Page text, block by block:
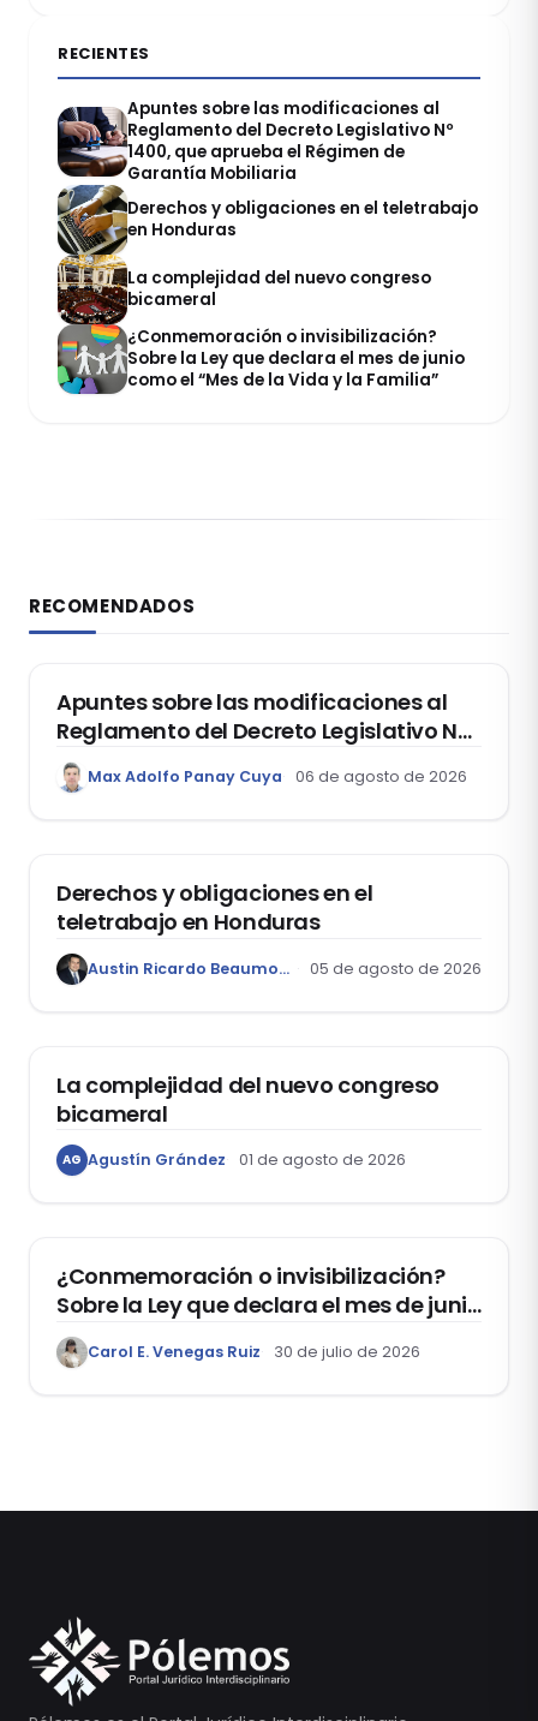
RECIENTES
Apuntes sobre las modificaciones al
Reglamento del Decreto Legislativo Nº
1400, que aprueba el Régimen de
Garantía Mobiliaria
Derechos y obligaciones en el teletrabajo
en Honduras
La complejidad del nuevo congreso
bicameral
¿Conmemoración o invisibilización?
Sobre la Ley que declara el mes de junio
como el “Mes de la Vida y la Familia”
RECOMENDADOS
DERECHO REGISTRAL
Apuntes sobre las modificaciones al
Reglamento del Decreto Legislativo Nº
1400, que aprueba el Régimen de
Garantía Mobiliaria
Max Adolfo Panay Cuya 06 de agosto de 2026
Derechos y obligaciones en el
teletrabajo en Honduras
Austin Ricardo Beaumont Rivera 05 de agosto de 2026
La complejidad del nuevo congreso
bicameral
AG Agustín Grández 01 de agosto de 2026
¿Conmemoración o invisibilización?
Sobre la Ley que declara el mes de junio
como el “Mes de la Vida y la Familia”
Carol E. Venegas Ruiz 30 de julio de 2026